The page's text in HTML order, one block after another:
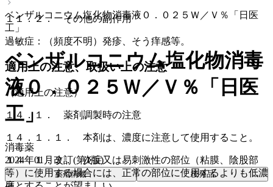
１１．２． その他の副作用
過敏症：（頻度不明）発疹、そう痒感等。
適用上の注意、取扱い上の注意
（適用上の注意）
１４．１． 薬剤調製時の注意
１４．１．１． 本剤は、濃度に注意して使用すること。
１４．１．２． 炎症又は易刺激性の部位（粘膜、陰股部
等）に使用する場合には、正常の部位に使用するよりも低濃
ベンザルコニウム塩化物消毒液０．０２５Ｗ／Ｖ％「日医
工」
ベンザルコニウム塩化物消毒
液０．０２５Ｗ／Ｖ％「日医
工」
消毒薬
2024年01月改訂(第1版)
薬剤情報 後発品